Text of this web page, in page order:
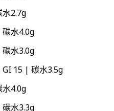
2.7g
水4.0g
水3.0g
15 | 碳水3.5g
4.0g
水3.3g